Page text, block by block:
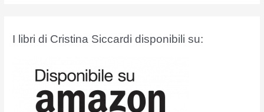
I libri di Cristina Siccardi disponibili su: